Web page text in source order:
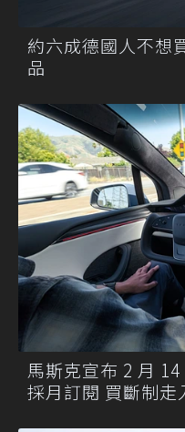
約六成德國人不想
品
馬斯克宣布 2 月
採月訂閱 買斷制走